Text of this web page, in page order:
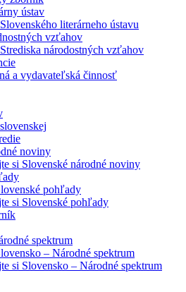
ústav
literárneho ústavu
vzťahov
národostných vzťahov
a vydavateľská činnosť
noviny
si Slovenské národné noviny
pohľady
si Slovenské pohľady
spektrum
– Národné spektrum
si Slovensko – Národné spektrum